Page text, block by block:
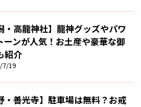
・高龍神社】龍神グッズやパワ
ーンが人気！お土産や豪華な御
紹介
7/19
・善光寺】駐車場は無料？お戒